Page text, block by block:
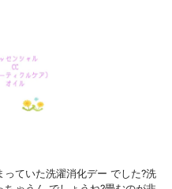
ていた洗濯消化デー でした?洗